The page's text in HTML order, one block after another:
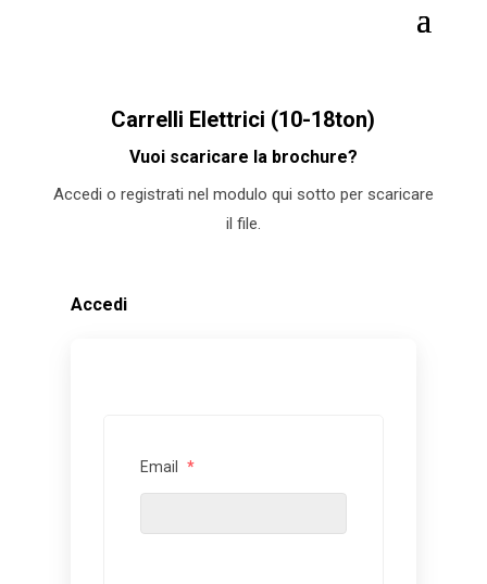
Carrelli Elettrici (10-18ton)
Vuoi scaricare la brochure?
Accedi o registrati nel modulo qui sotto per scaricare
il file.
Accedi
Email *